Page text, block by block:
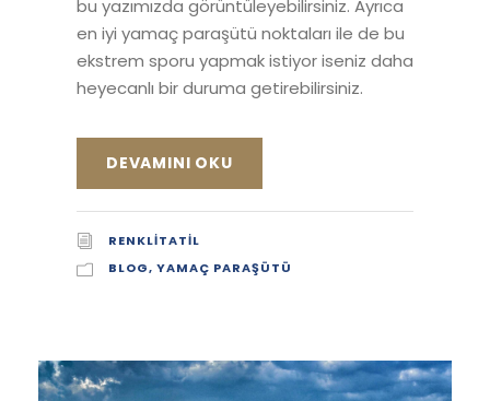
bu yazımızda görüntüleyebilirsiniz. Ayrıca
en iyi yamaç paraşütü noktaları ile de bu
ekstrem sporu yapmak istiyor iseniz daha
heyecanlı bir duruma getirebilirsiniz.
DEVAMINI OKU
RENKLITATIL
BLOG, YAMAÇ PARAŞÜTÜ